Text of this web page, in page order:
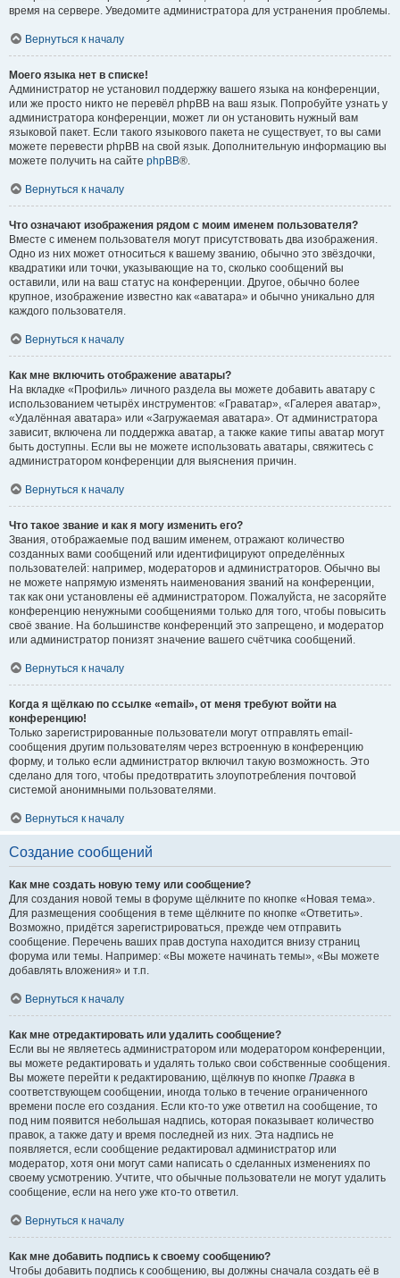
время на сервере. Уведомите администратора для устранения проблемы.
Вернуться к началу
Моего языка нет в списке!
Администратор не установил поддержку вашего языка на конференции,
или же просто никто не перевёл phpBB на ваш язык. Попробуйте узнать у
администратора конференции, может ли он установить нужный вам
языковой пакет. Если такого языкового пакета не существует, то вы сами
можете перевести phpBB на свой язык. Дополнительную информацию вы
можете получить на сайте phpBB®.
Вернуться к началу
Что означают изображения рядом с моим именем пользователя?
Вместе с именем пользователя могут присутствовать два изображения.
Одно из них может относиться к вашему званию, обычно это звёздочки,
квадратики или точки, указывающие на то, сколько сообщений вы
оставили, или на ваш статус на конференции. Другое, обычно более
крупное, изображение известно как «аватара» и обычно уникально для
каждого пользователя.
Вернуться к началу
Как мне включить отображение аватары?
На вкладке «Профиль» личного раздела вы можете добавить аватару с
использованием четырёх инструментов: «Граватар», «Галерея аватар»,
«Удалённая аватара» или «Загружаемая аватара». От администратора
зависит, включена ли поддержка аватар, а также какие типы аватар могут
быть доступны. Если вы не можете использовать аватары, свяжитесь с
администратором конференции для выяснения причин.
Вернуться к началу
Что такое звание и как я могу изменить его?
Звания, отображаемые под вашим именем, отражают количество
созданных вами сообщений или идентифицируют определённых
пользователей: например, модераторов и администраторов. Обычно вы
не можете напрямую изменять наименования званий на конференции,
так как они установлены её администратором. Пожалуйста, не засоряйте
конференцию ненужными сообщениями только для того, чтобы повысить
своё звание. На большинстве конференций это запрещено, и модератор
или администратор понизят значение вашего счётчика сообщений.
Вернуться к началу
Когда я щёлкаю по ссылке «email», от меня требуют войти на
конференцию!
Только зарегистрированные пользователи могут отправлять email-
сообщения другим пользователям через встроенную в конференцию
форму, и только если администратор включил такую возможность. Это
сделано для того, чтобы предотвратить злоупотребления почтовой
системой анонимными пользователями.
Вернуться к началу
Создание сообщений
Как мне создать новую тему или сообщение?
Для создания новой темы в форуме щёлкните по кнопке «Новая тема».
Для размещения сообщения в теме щёлкните по кнопке «Ответить».
Возможно, придётся зарегистрироваться, прежде чем отправить
сообщение. Перечень ваших прав доступа находится внизу страниц
форума или темы. Например: «Вы можете начинать темы», «Вы можете
добавлять вложения» и т.п.
Вернуться к началу
Как мне отредактировать или удалить сообщение?
Если вы не являетесь администратором или модератором конференции,
вы можете редактировать и удалять только свои собственные сообщения.
Вы можете перейти к редактированию, щёлкнув по кнопке Правка в
соответствующем сообщении, иногда только в течение ограниченного
времени после его создания. Если кто-то уже ответил на сообщение, то
под ним появится небольшая надпись, которая показывает количество
правок, а также дату и время последней из них. Эта надпись не
появляется, если сообщение редактировал администратор или
модератор, хотя они могут сами написать о сделанных изменениях по
своему усмотрению. Учтите, что обычные пользователи не могут удалить
сообщение, если на него уже кто-то ответил.
Вернуться к началу
Как мне добавить подпись к своему сообщению?
Чтобы добавить подпись к сообщению, вы должны сначала создать её в